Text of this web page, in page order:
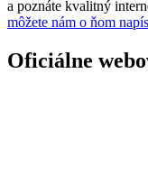
a poznáte kvalitný
môžete nám o ňom
Oficiálne